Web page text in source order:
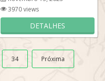
3970 views
DETALHES
34 Próxima